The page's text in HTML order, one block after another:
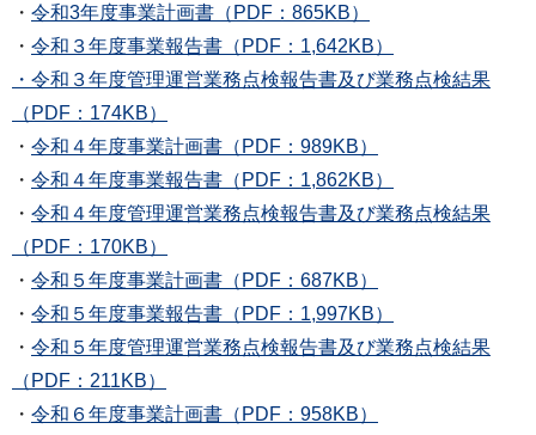
・ 令和3年度事業計画書（PDF：865KB）
・ 令和３年度事業報告書（PDF：1,642KB）
・令和３年度管理運営業務点検報告書及び業務点検結果
（PDF：174KB）
・ 令和４年度事業計画書（PDF：989KB）
・ 令和４年度事業報告書（PDF：1,862KB）
・ 令和４年度管理運営業務点検報告書及び業務点検結果
（PDF：170KB）
・ 令和５年度事業計画書（PDF：687KB）
・ 令和５年度事業報告書（PDF：1,997KB）
・ 令和５年度管理運営業務点検報告書及び業務点検結果
（PDF：211KB）
・ 令和６年度事業計画書（PDF：958KB）